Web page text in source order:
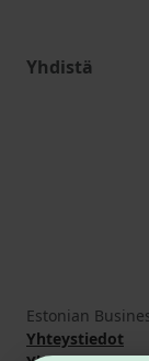
Yhdistä
Estonian
Yhteystiedot